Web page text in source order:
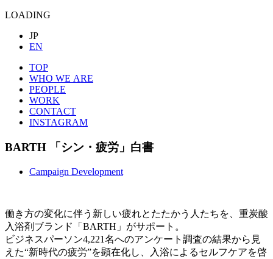
LOADING
JP
EN
TOP
WHO WE ARE
PEOPLE
WORK
CONTACT
INSTAGRAM
BARTH 「シン・疲労」白書
Campaign Development
働き方の変化に伴う新しい疲れとたたかう人たちを、重炭酸
入浴剤ブランド「BARTH」がサポート。
ビジネスパーソン4,221名へのアンケート調査の結果から見
えた“新時代の疲労”を顕在化し、入浴によるセルフケアを啓